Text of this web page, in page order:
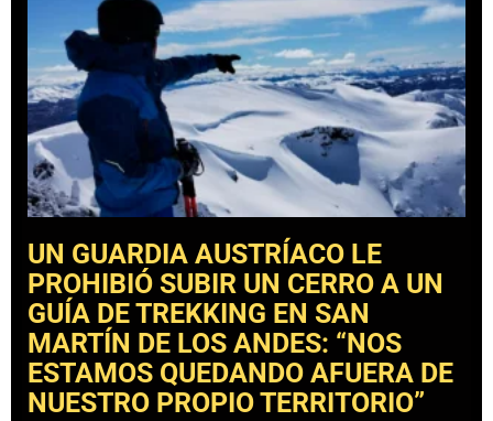
UN GUARDIA AUSTRÍACO LE
PROHIBIÓ SUBIR UN CERRO A UN
GUÍA DE TREKKING EN SAN
MARTÍN DE LOS ANDES: “NOS
ESTAMOS QUEDANDO AFUERA DE
NUESTRO PROPIO TERRITORIO”